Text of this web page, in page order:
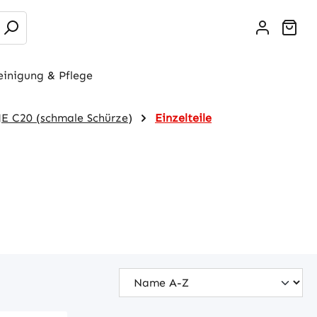
& Pflege
C20 (schmale Schürze) Einzelteile